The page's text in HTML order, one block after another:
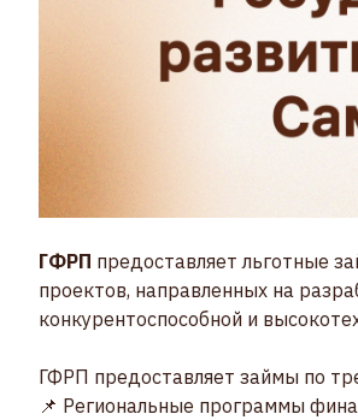
ГФРП предоставляет льготные
проектов, направленных на
конкурентоспособной и
ГФРП предоставляет займы по
📌 Региональные программы